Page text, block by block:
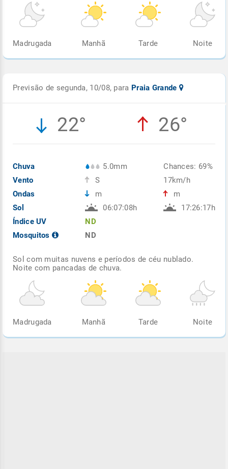
Madrugada Manhã Tarde Noite
Previsão de segunda, 10/08, para Praia Grande
22° 26°
Chuva
Vento
Ondas
Sol
Índice UV
Mosquitos
5.0mm
S
m
06:07:08h
ND
ND
Chances: 69%
17km/h
m
17:26:17h
Sol com muitas nuvens e períodos de céu nublado.
Noite com pancadas de chuva.
Madrugada Manhã Tarde Noite